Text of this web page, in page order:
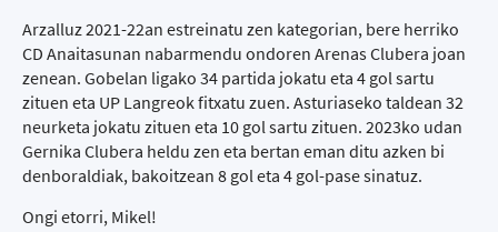
Arzalluz 2021-22an estreinatu zen kategorian, bere herriko
CD Anaitasunan nabarmendu ondoren Arenas Clubera joan
zenean. Gobelan ligako 34 partida jokatu eta 4 gol sartu
zituen eta UP Langreok fitxatu zuen. Asturiaseko taldean 32
neurketa jokatu zituen eta 10 gol sartu zituen. 2023ko udan
Gernika Clubera heldu zen eta bertan eman ditu azken bi
denboraldiak, bakoitzean 8 gol eta 4 gol-pase sinatuz.
Ongi etorri, Mikel!